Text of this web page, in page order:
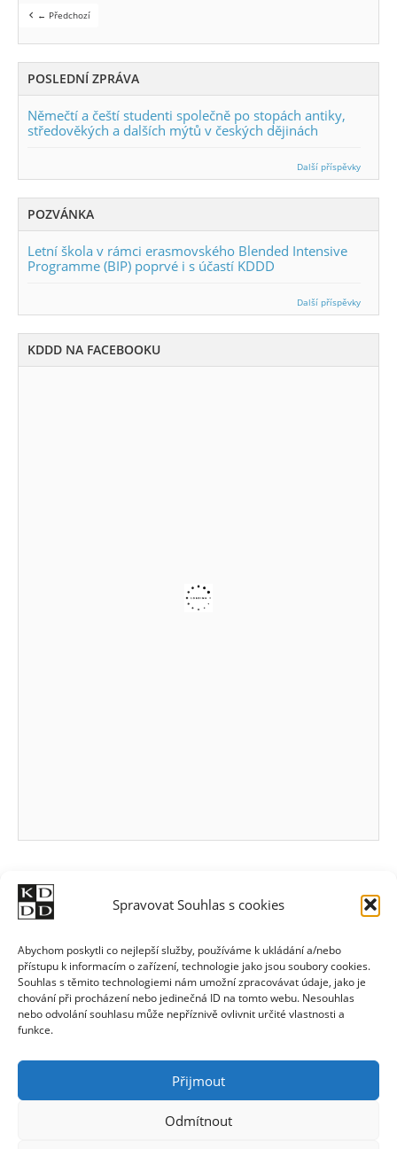
Spravovat Souhlas s cookies
Abychom poskytli co nejlepší služby, používáme k ukládání a/nebo
přístupu k informacím o zařízení, technologie jako jsou soubory cookies.
Souhlas s těmito technologiemi nám umožní zpracovávat údaje, jako je
chování při procházení nebo jedinečná ID na tomto webu. Nesouhlas
nebo odvolání souhlasu může nepříznivě ovlivnit určité vlastnosti a
funkce.
Přijmout
Odmítnout
← Předchozí
POSLEDNÍ ZPRÁVA
Němečtí a čeští studenti společně po stopách antiky,
středověkých a dalších mýtů v českých dějinách
Další příspěvky
POZVÁNKA
Letní škola v rámci erasmovského Blended Intensive
Programme (BIP) poprvé i s účastí KDDD
Další příspěvky
KDDD NA FACEBOOKU